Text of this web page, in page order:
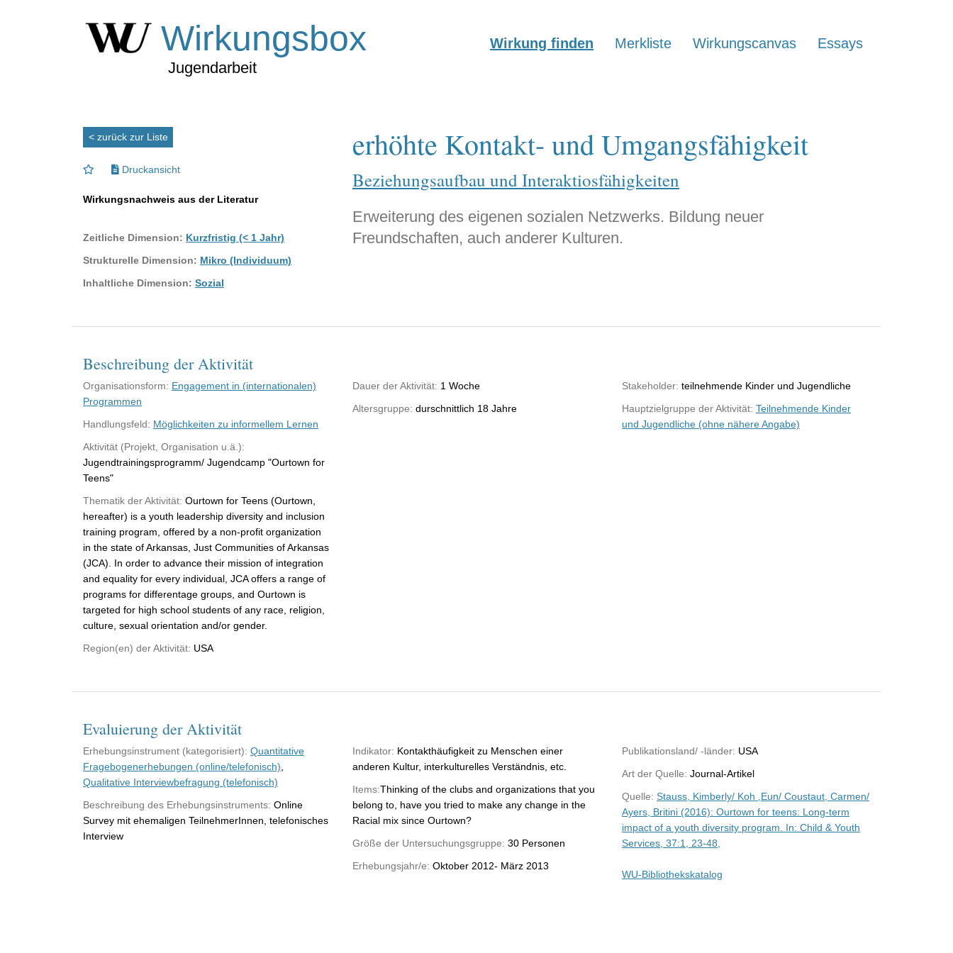
Wirkungsbox
Jugendarbeit
Wirkung finden Merkliste Wirkungscanvas Essays
< zurück zur Liste
Druckansicht
Wirkungsnachweis aus der Literatur
Zeitliche Dimension: Kurzfristig (< 1 Jahr)
Strukturelle Dimension: Mikro (Individuum)
Inhaltliche Dimension: Sozial
erhöhte Kontakt- und Umgangsfähigkeit
Beziehungsaufbau und Interaktiosfähigkeiten
Erweiterung des eigenen sozialen Netzwerks. Bildung neuer
Freundschaften, auch anderer Kulturen.
Beschreibung der Aktivität
Organisationsform: Engagement in (internationalen)
Programmen
Handlungsfeld: Möglichkeiten zu informellem Lernen
Aktivität (Projekt, Organisation u.ä.):
Jugendtrainingsprogramm/ Jugendcamp "Ourtown for
Teens"
Thematik der Aktivität: Ourtown for Teens (Ourtown,
hereafter) is a youth leadership diversity and inclusion
training program, offered by a non-profit organization
in the state of Arkansas, Just Communities of Arkansas
(JCA). In order to advance their mission of integration
and equality for every individual, JCA offers a range of
programs for differentage groups, and Ourtown is
targeted for high school students of any race, religion,
culture, sexual orientation and/or gender.
Region(en) der Aktivität: USA
Dauer der Aktivität: 1 Woche
Altersgruppe: durschnittlich 18 Jahre
Stakeholder: teilnehmende Kinder und Jugendliche
Hauptzielgruppe der Aktivität: Teilnehmende Kinder
und Jugendliche (ohne nähere Angabe)
Evaluierung der Aktivität
Erhebungsinstrument (kategorisiert): Quantitative
Fragebogenerhebungen (online/telefonisch)
Qualitative Interviewbefragung (telefonisch)
Beschreibung des Erhebungsinstruments: Online
Survey mit ehemaligen TeilnehmerInnen, telefonisches
Interview
Indikator: Kontakthäufigkeit zu Menschen einer
anderen Kultur, interkulturelles Verständnis, etc.
Items:Thinking of the clubs and organizations that you
belong to, have you tried to make any change in the
Racial mix since Ourtown?
Größe der Untersuchungsgruppe: 30 Personen
Erhebungsjahr/e: Oktober 2012- März 2013
Publikationsland/ -länder: USA
Art der Quelle: Journal-Artikel
Quelle: Stauss, Kimberly/ Koh ,Eun/ Coustaut, Carmen/
Ayers, Britini (2016): Ourtown for teens: Long-term
impact of a youth diversity program. In: Child & Youth
Services, 37:1, 23-48,
WU-Bibliothekskatalog